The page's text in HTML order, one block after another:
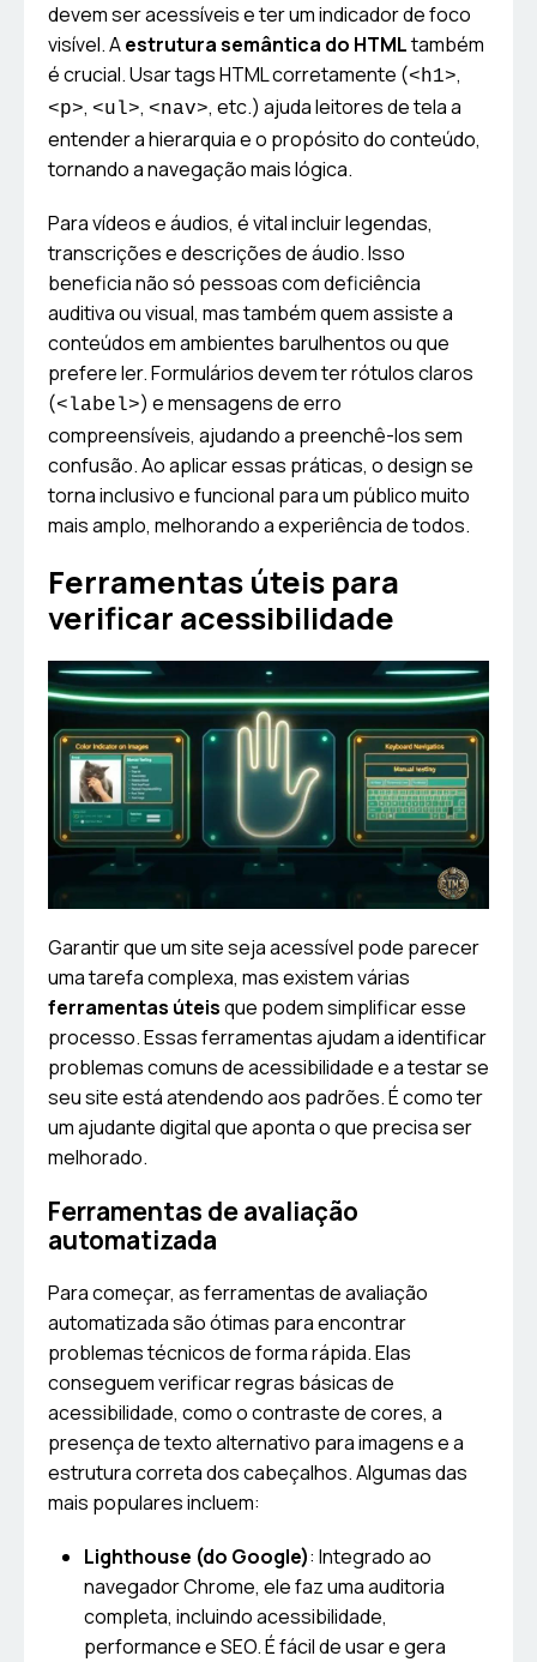
devem ser acessíveis e ter um indicador de foco
visível. Aestrutura semântica do HTMLtambém
é crucial. Usar tags HTML corretamente (<h1>,
<p>, <ul>, <nav>, etc.) ajuda leitores de tela a
entender a hierarquia e o propósito do conteúdo,
tornando a navegação mais lógica.
Para vídeos e áudios, é vital incluir legendas,
transcrições e descrições de áudio. Isso
beneficia não só pessoas com deficiência
auditiva ou visual, mas também quem assiste a
conteúdos em ambientes barulhentos ou que
prefere ler. Formulários devem ter rótulos claros
(<label>) e mensagens de erro
compreensíveis, ajudando a preenchê-los sem
confusão. Ao aplicar essas práticas, o design se
torna inclusivo e funcional para um público muito
mais amplo, melhorando a experiência de todos.
Ferramentas úteis para
verificar acessibilidade
Garantir que um site seja acessível pode parecer
uma tarefa complexa, mas existem várias
ferramentas úteisque podem simplificar esse
processo. Essas ferramentas ajudam a identificar
problemas comuns de acessibilidade e a testar se
seu site está atendendo aos padrões. É como ter
um ajudante digital que aponta o que precisa ser
melhorado.
Ferramentas de avaliação
automatizada
Para começar, as ferramentas de avaliação
automatizada são ótimas para encontrar
problemas técnicos de forma rápida. Elas
conseguem verificar regras básicas de
acessibilidade, como o contraste de cores, a
presença de texto alternativo para imagens e a
estrutura correta dos cabeçalhos. Algumas das
mais populares incluem:
Lighthouse (do Google): Integrado ao
navegador Chrome, ele faz uma auditoria
completa, incluindo acessibilidade,
performance e SEO. É fácil de usar e gera